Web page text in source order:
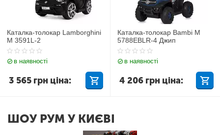
Каталка-толокар Lamborghini
M 3591L-2
в наявності
3 565 грн ціна:
Каталка-толокар Bambi M
5788EBLR-4 Джип
в наявності
4 206 грн ціна:
ШОУ РУМ У КИЄВІ